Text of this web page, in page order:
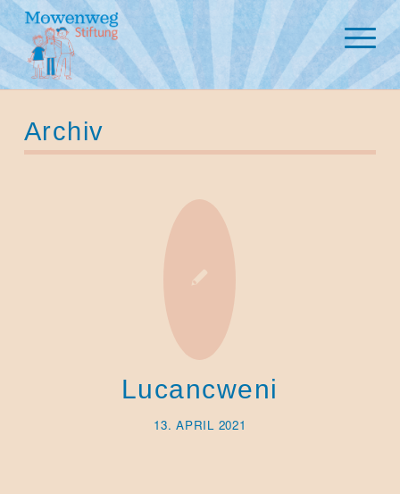
Archiv
Lucancweni
13. APRIL 2021